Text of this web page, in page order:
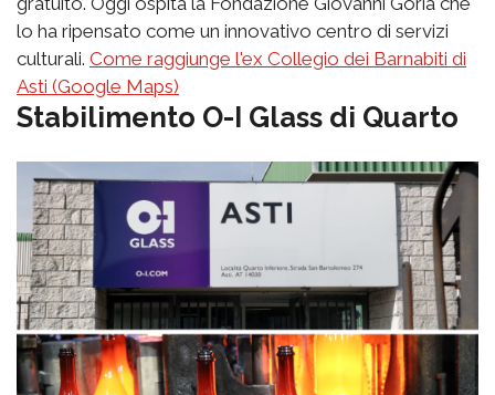
lo ha ripensato come un innovativo centro di servizi
culturali. Come raggiunge l'ex Collegio dei Barnabiti di
Asti (Google Maps)
Stabilimento O-I Glass di Quarto